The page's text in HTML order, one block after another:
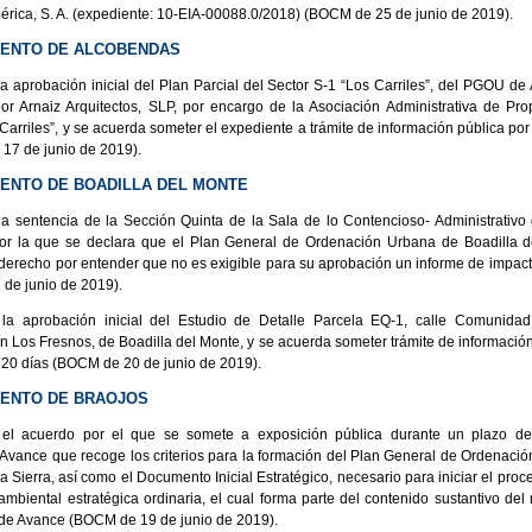
S. A. (expediente: 10-EIA-00088.0/2018) (BOCM de 25 de junio de 2019).
DE ALCOBENDAS
aprobación inicial del Plan Parcial del Sector S-1 “Los Carriles”, del PGOU de
Arnaiz Arquitectos, SLP, por encargo de la Asociación Administrativa de
y se acuerda someter el expediente a trámite de información pública
de junio de 2019).
DE BOADILLA DEL MONTE
sentencia de la Sección Quinta de la Sala de lo Contencioso- Administrativo
la que se declara que el Plan General de Ordenación Urbana de Boadilla
por entender que no es exigible para su aprobación un informe de
de junio de 2019).
aprobación inicial del Estudio de Detalle Parcela EQ-1, calle
Los Fresnos, de Boadilla del Monte, y se acuerda someter trámite de
días (BOCM de 20 de junio de 2019).
DE BRAOJOS
acuerdo por el que se somete a exposición pública durante un plazo
que recoge los criterios para la formación del Plan General de
Sierra, así como el Documento Inicial Estratégico, necesario para iniciar el
estratégica ordinaria, el cual forma parte del contenido sustantivo del
Avance (BOCM de 19 de junio de 2019).